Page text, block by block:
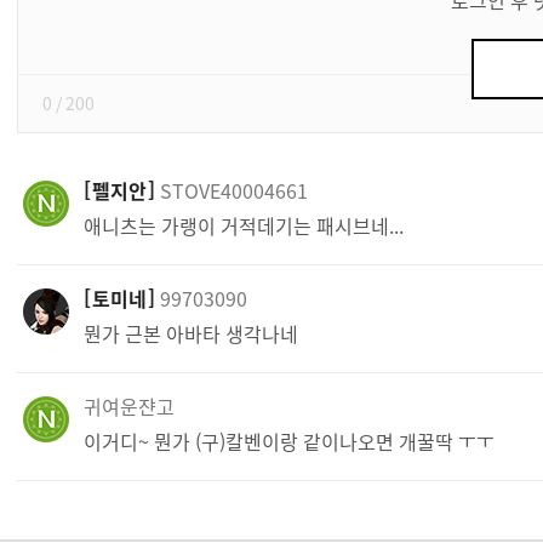
0 / 200
펠지안 STOVE40004661
애니츠는 가랭이 거적데기는 패시브네...
토미네 99703090
뭔가 근본 아바타 생각나네
귀여운쟌고
이거디~ 뭔가 (구)칼벤이랑 같이나오면 개꿀딱 ㅜㅜ